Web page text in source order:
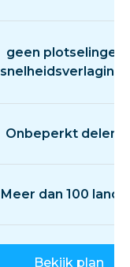
geen plotselinge
snelheidsverlaging
Onbeperkt delen
Meer dan 100
Bekijk plan